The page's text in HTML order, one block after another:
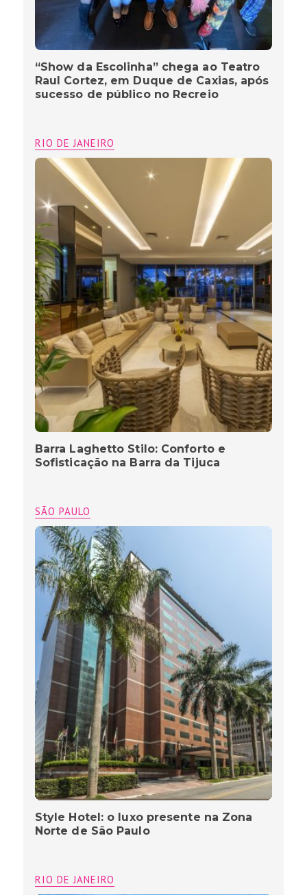
“Show da Escolinha” chega ao Teatro
Raul Cortez, em Duque de Caxias, após
sucesso de público no Recreio
RIO DE JANEIRO
Barra Laghetto Stilo: Conforto e
Sofisticação na Barra da Tijuca
SÃO PAULO
Style Hotel: o luxo presente na Zona
Norte de São Paulo
RIO DE JANEIRO